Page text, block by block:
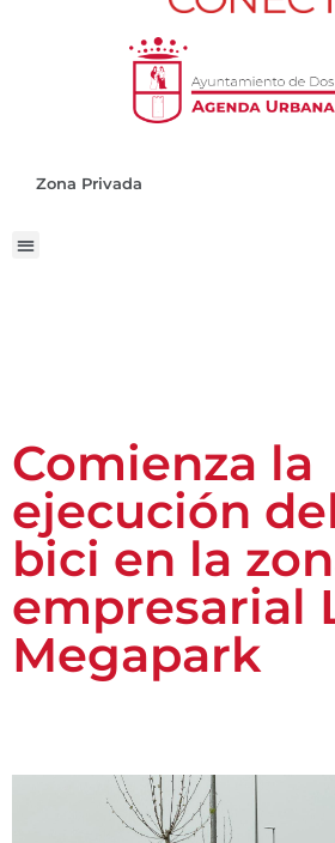
Zona Privada
Comienza la
ejecución
bici en la
empresarial
Megapark